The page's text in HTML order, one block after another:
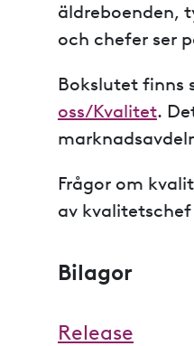
äldreboenden,
och chefer ser
Bokslutet finns
oss/Kvalitet.
Frågor om
av
Bilagor
Release